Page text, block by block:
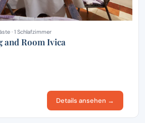
· 1 Schlafzimmer
and Room Ivica
Details ansehen →